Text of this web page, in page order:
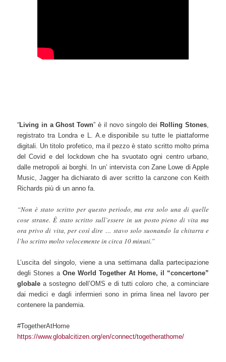
“ Living in a Ghost Town” è il novo singolo dei Rolling Stones,
registrato tra Londra e L. A.e disponibile su tutte le piattaforme
digitali. Un titolo profetico, ma il pezzo è stato scritto molto prima
del Covid e del lockdown che ha svuotato ogni centro urbano,
dalle metropoli ai borghi. In un’ intervista con Zane Lowe di Apple
Music, Jagger ha dichiarato di aver scritto la canzone con Keith
Richards più di un anno fa.
“Non è stato scritto per questo periodo, ma era solo una di quelle
cose strane. È stato scritto sull’essere in un posto pieno di vita ma
ora privo di vita, per così dire … stavo solo suonando la chitarra e
l’ho scritto molto velocemente in circa 10 minuti.”
L’uscita del singolo, viene a una settimana dalla partecipazione
degli Stones aOne World Together At Home, il “concertone”
globale a sostegno dell’OMS e di tutti coloro che, a cominciare
dai medici e dagli infermieri sono in prima linea nel lavoro per
contenere la pandemia.
#TogetherAtHome
https://www.globalcitizen.org/en/connect/togetherathome/